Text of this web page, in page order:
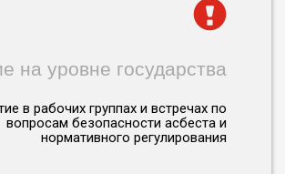
на уровне государства
в рабочих группах и встречах по
вопросам безопасности асбеста и
нормативного регулирования